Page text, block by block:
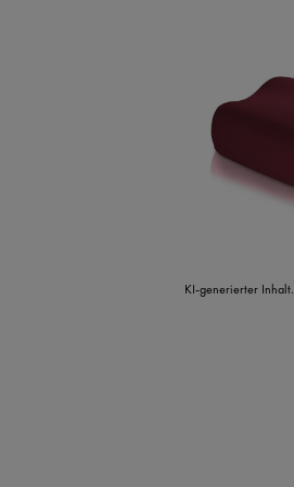
KI-generierter Inhalt.